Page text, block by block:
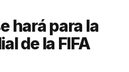
hará para la
de la FIFA